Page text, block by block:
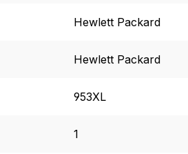
Hewlett Packard
Hewlett Packard
953XL
1